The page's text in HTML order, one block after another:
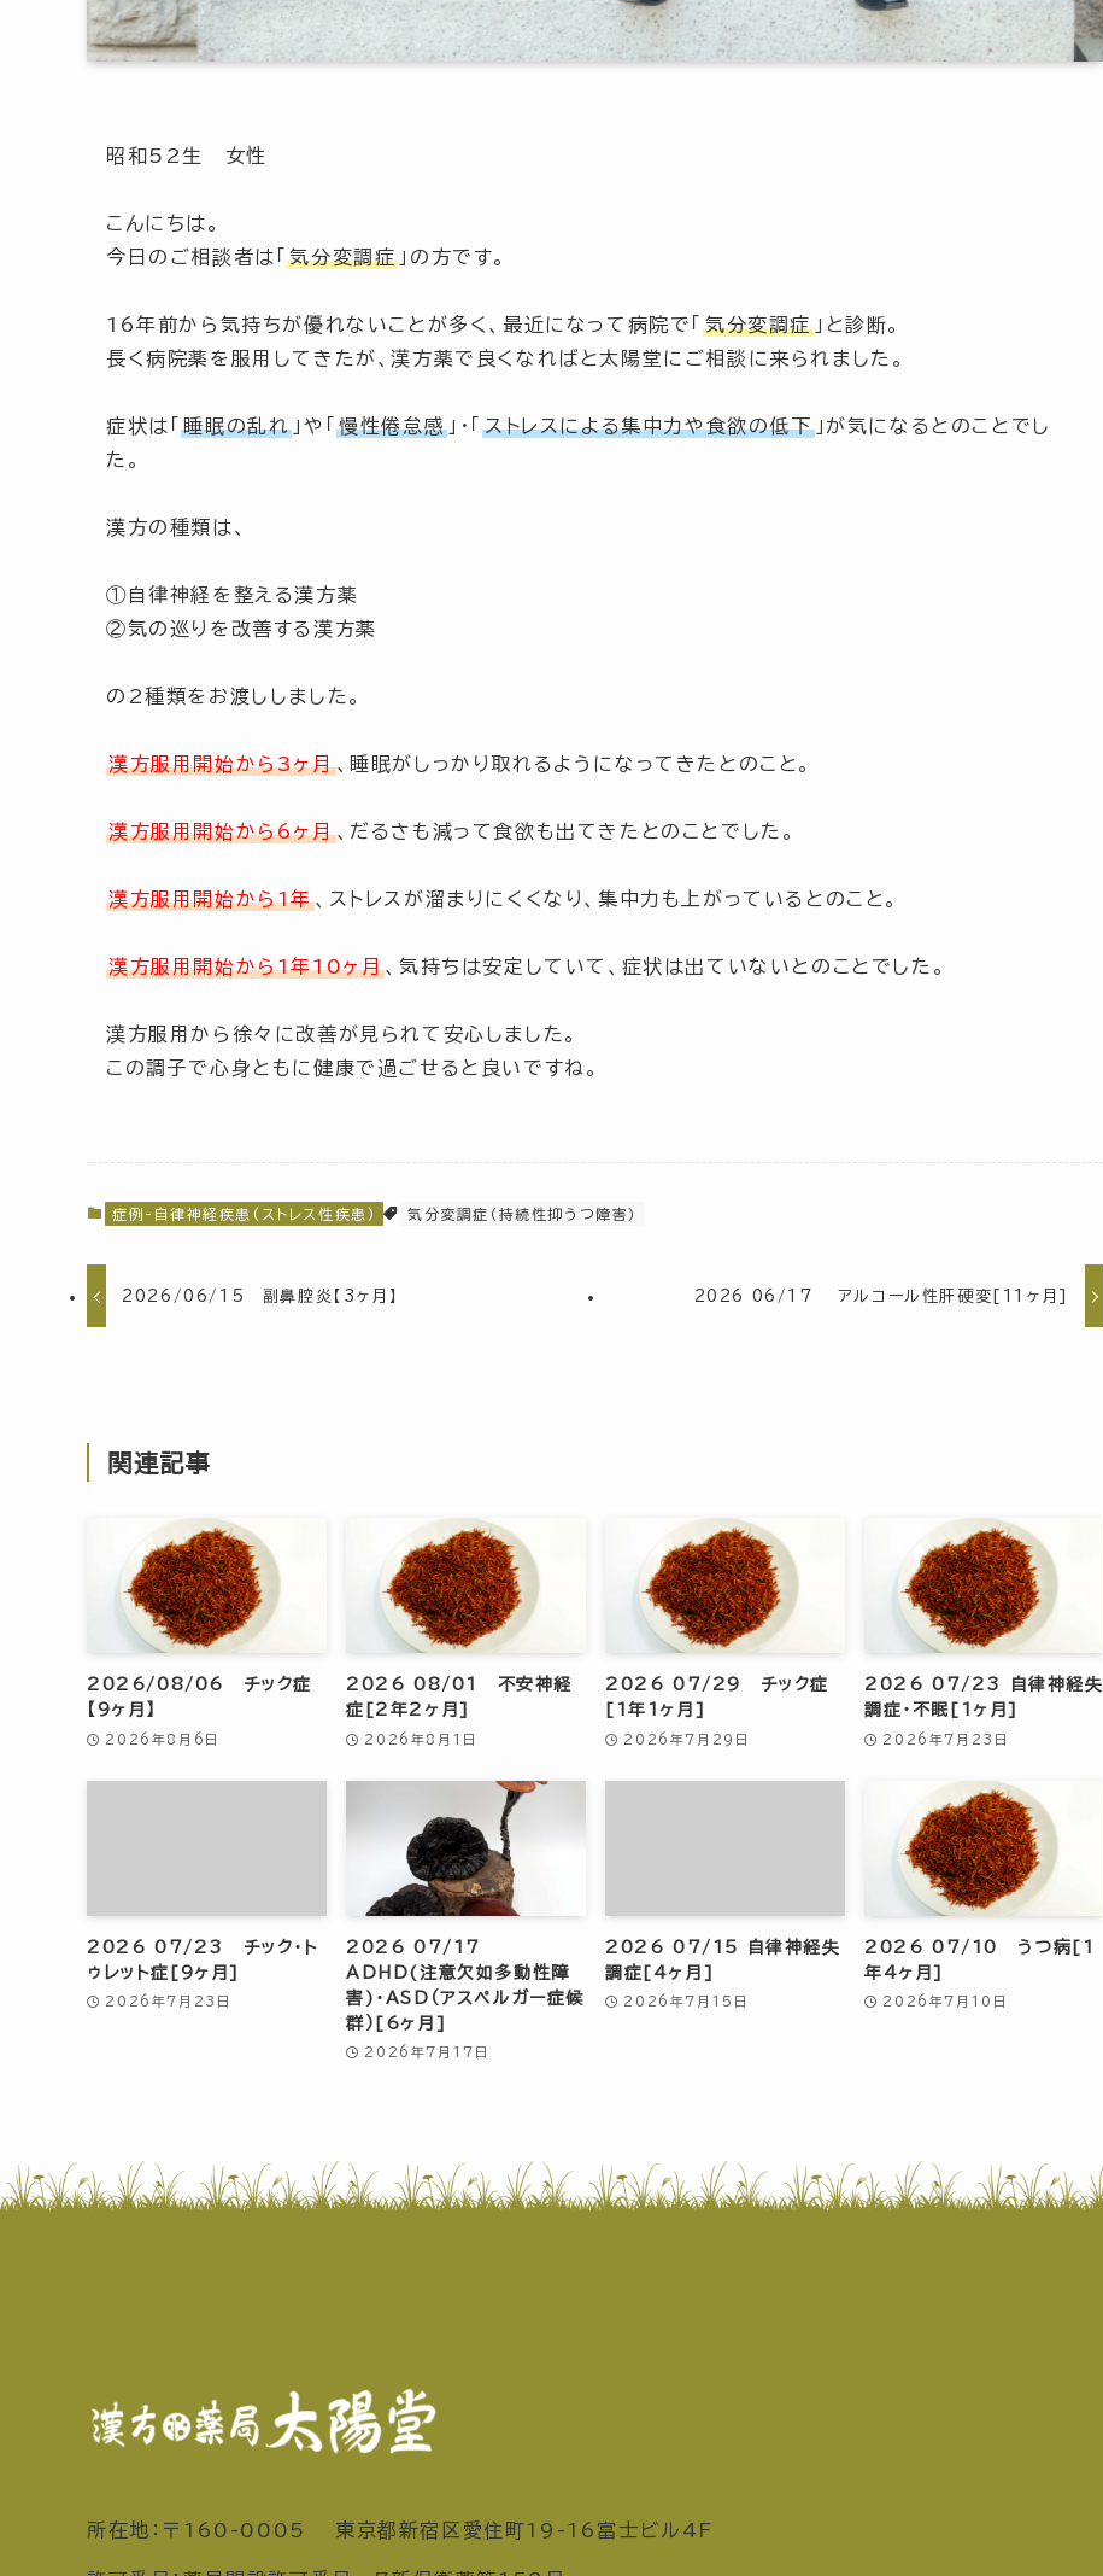
昭和52生 女性
こんにちは。
今日のご相談者は
「気分変調症 」 の方です。
16年前から気持ちが優れないことが多く、最近になって病院で 「気分変調症 」 と診断。
長く病院薬を服用してきたが、漢方薬で良くなればと太陽堂にご相談に来られました。
症状は 「睡眠の乱れ 」や 「慢性倦怠感 」 ・ 「ストレスによる集中力や食欲の低下」 が気になるとのことでし
た。
漢方の種類は、
①自律神経を整える漢方薬
②気の巡りを改善する漢方薬
の2種類をお渡ししました。
漢方服用開始から3ヶ月、睡眠がしっかり取れるようになってきたとのこと。
漢方服用開始から6ヶ月、だるさも減って食欲も出てきたとのことでした。
漢方服用開始から1年、ストレスが溜まりにくくなり、集中力も上がっているとのこと。
漢方服用開始から1年10ヶ月、気持ちは安定していて、症状は出ていないとのことでした。
漢方服用から徐々に改善が見られて安心しました。
この調子で心身ともに健康で過ごせると良いですね。
症例-自律神経疾患(ストレス性疾患) 気分変調症（持続性抑うつ障害）
2026/06/15 副鼻腔炎【3ヶ月】 2026 06/17 アルコール性肝硬変[11ヶ月]
関連記事
2026/08/06 チック症
【9ヶ月】
2026年8月6日
2026 08/01 不安神経
症[2年2ヶ月]
2026年8月1日
2026 07/29 チック症
[1年1ヶ月]
2026年7月29日
2026 07/23 自律神経失
調症・不眠[1ヶ月]
2026年7月23日
2026 07/23 チック・ト
ゥレット症[9ヶ月]
2026年7月23日
2026 07/17
ADHD(注意欠如多動性障
害)・ASD（アスペルガー症候
群）[6ヶ月]
2026年7月17日
2026 07/15 自律神経失
調症[4ヶ月]
2026年7月15日
2026 07/10 うつ病[1
年4ヶ月]
2026年7月10日
所在地：〒160-0005 東京都新宿区愛住町19-16富士ビル4F